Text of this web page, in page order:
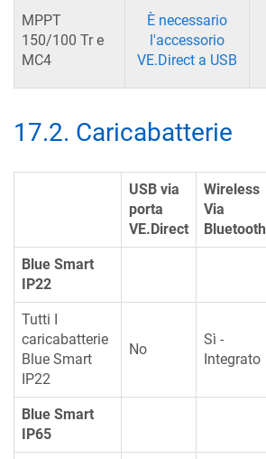
MPPT
150/100 Tr e
MC4
È necessario
l'accessorio
VE.Direct a USB
17.2. Caricabatterie
USB via
porta
VE.Direct
Wireless
Via
Bluetooth
Blue Smart
IP22
Tutti I
caricabatterie
Blue Smart
IP22
No
Sì -
Integrato
Blue Smart
IP65